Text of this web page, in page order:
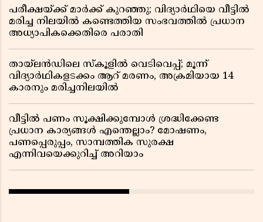
പരീക്ഷയ്ക്ക് മാർക്ക് കുറഞ്ഞു; വിദ്യാർഥിയെ വീട്ടിൽ
മരിച്ച നിലയിൽ കണ്ടെത്തിയ സംഭവത്തിൽ പ്രധാന
അധ്യാപികക്കെതിരെ പരാതി
തായ്‌ലൻഡിലെ സ്‌കൂളിൽ വെടിവെപ്പ്; മൂന്ന്
വിദ്യാർഥികളടക്കം ആറ് മരണം, അക്രമിയായ 14
കാരനും മരിച്ചനിലയിൽ
വീട്ടിൽ പണം സൂക്ഷിക്കുമ്പോൾ ശ്രദ്ധിക്കേണ്ട
പ്രധാന കാര്യങ്ങൾ എന്തെല്ലാം? മോഷണം,
പണപ്പെരുപ്പം, സാമ്പത്തിക സുരക്ഷ
എന്നിവയെക്കുറിച്ച് അറിയാം